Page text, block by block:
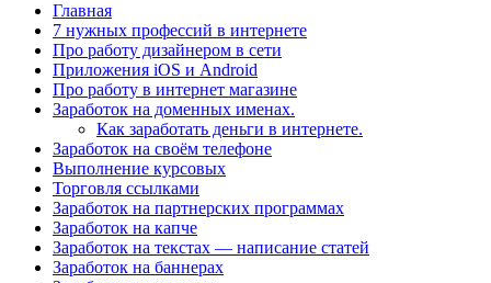
Главная
7 нужных профессий в интернете
Про работу дизайнером в сети
Приложения iOS и Android
Про работу в интернет магазине
Заработок на доменных именах.
Как заработать деньги в интернете.
Заработок на своём телефоне
Выполнение курсовых
Торговля ссылками
Заработок на партнерских программах
Заработок на капче
Заработок на текстах — написание статей
Заработок на баннерах